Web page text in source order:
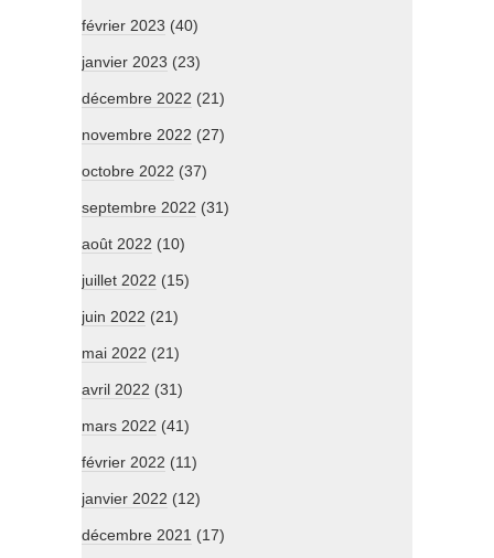
février 2023 (40)
janvier 2023 (23)
décembre 2022 (21)
novembre 2022 (27)
octobre 2022 (37)
septembre 2022 (31)
août 2022 (10)
juillet 2022 (15)
juin 2022 (21)
mai 2022 (21)
avril 2022 (31)
mars 2022 (41)
février 2022 (11)
janvier 2022 (12)
décembre 2021 (17)